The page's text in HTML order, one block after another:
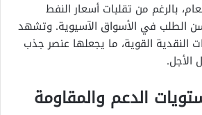
بالرغم من تقلبات أسعار النفط
الطلب في الأسواق الآسيوية. وتشهد
النقدية القوية، ما يجعلها عنصر جذب
الأجل.
الدعم والمقاومة